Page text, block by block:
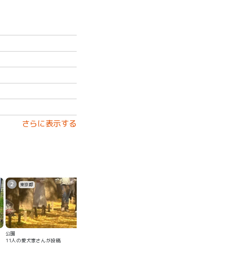
さらに表示する
2 東京都
公園
11人の愛犬家さんが投稿